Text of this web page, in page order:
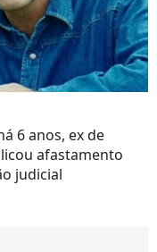
6 anos, ex de
afastamento
judicial